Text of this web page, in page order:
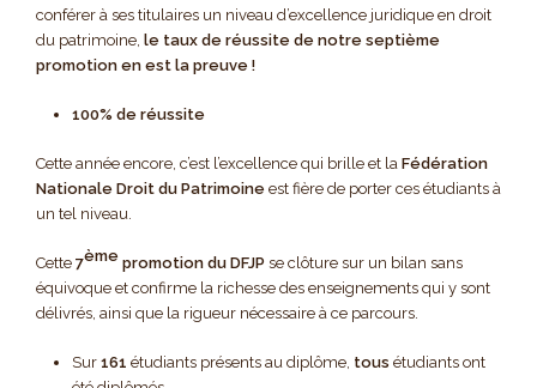
conférer à ses titulaires un niveau d’excellence juridique en droit
du patrimoine, le taux de réussite de notre septième
promotion en est la preuve !
100% de réussite
Cette année encore, c’est l’excellence qui brille et la Fédération
Nationale Droit du Patrimoine est fière de porter ces étudiants à
un tel niveau.
Cette 7ème promotion du DFJP se clôture sur un bilan sans
équivoque et confirme la richesse des enseignements qui y sont
délivrés, ainsi que la rigueur nécessaire à ce parcours.
Sur 161 étudiants présents au diplôme, tous étudiants ont